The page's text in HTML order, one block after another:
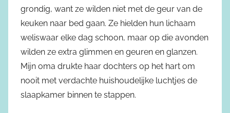
grondig, want ze wilden niet met de geur van de
keuken naar bed gaan. Ze hielden hun lichaam
weliswaar elke dag schoon, maar op die avonden
wilden ze extra glimmen en geuren en glanzen.
Mijn oma drukte haar dochters op het hart om
nooit met verdachte huishoudelijke luchtjes de
slaapkamer binnen te stappen.